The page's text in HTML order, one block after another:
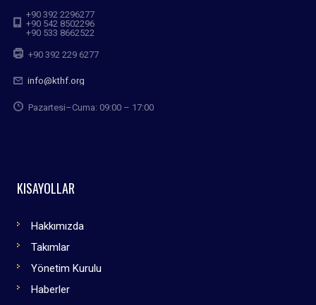
+90 392 2296277
+90 542 8502296
+90 533 8662522
+90 392 229 6277
info@kthf.org
Pazartesi–Cuma: 09:00 – 17:00
KISAYOLLAR
Hakkımızda
Takımlar
Yönetim Kurulu
Haberler